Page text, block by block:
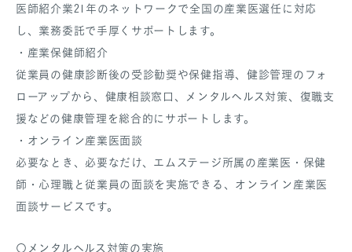
医師紹介業21年のネットワークで全国の産業医選任に対応
し、業務委託で手厚くサポートします。
・産業保健師紹介
従業員の健康診断後の受診勧奨や保健指導、健診管理のフォ
ローアップから、健康相談窓口、メンタルヘルス対策、復職支
援などの健康管理を総合的にサポートします。
・オンライン産業医面談
必要なとき、必要なだけ、エムステージ所属の産業医・保健
師・心理職と従業員の面談を実施できる、オンライン産業医
面談サービスです。
〇メンタルヘルス対策の実施